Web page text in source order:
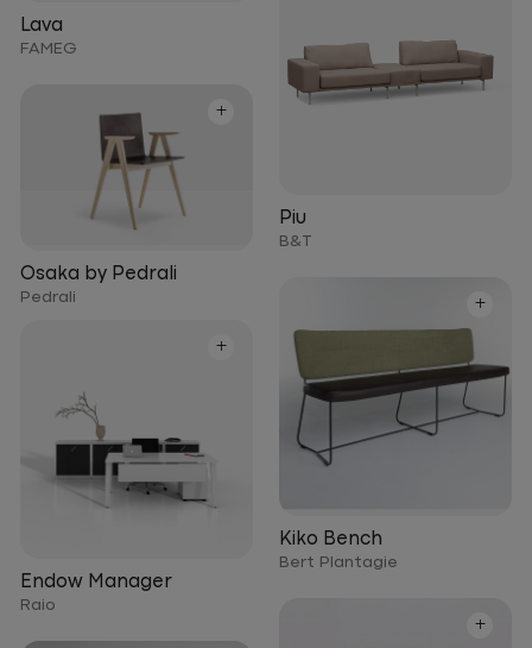
Lava
FAMEG
Piu
B&T
+
Osaka by Pedrali
Pedrali +
Kiko Bench
Bert Plantagie
+
Endow Manager
Raio
+